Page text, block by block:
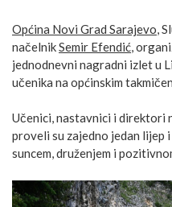
Općina Novi Grad Sarajevo ,
načelnikSemir Efendić ,
jednodnevni nagradni izlet u
učenika na općinskim
Učenici, nastavnici i direktori
proveli su zajedno jedan lijep
suncem, druženjem i